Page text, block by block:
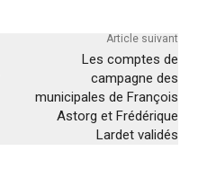
Article suivant
Les comptes de
campagne des
municipales de François
Astorg et Frédérique
Lardet validés